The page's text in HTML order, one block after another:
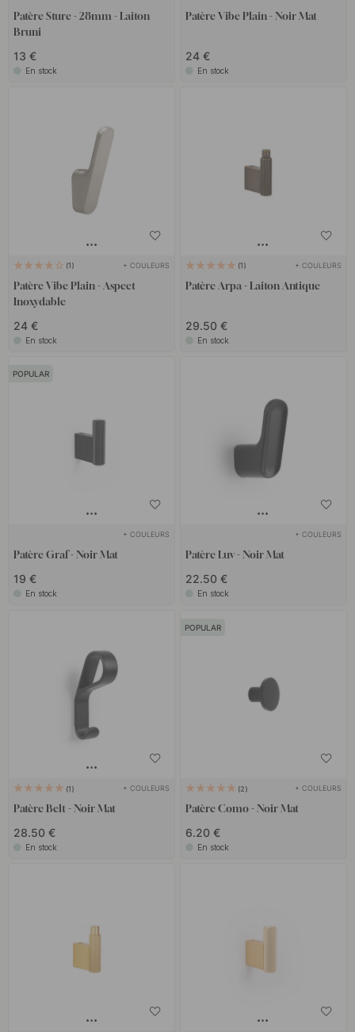
Patère Sture - 28mm - Laiton
Bruni
13 €
En stock
Patère Vibe Plain - Noir Mat
24 €
En stock
1 + COULEURS
Patère Vibe Plain - Aspect
Inoxydable
24 €
En stock
1 + COULEURS
Patère Arpa - Laiton Antique
29.50 €
En stock
POPULAR
+ COULEURS
Patère Graf - Noir Mat
19 €
En stock
+ COULEURS
Patère Luv - Noir Mat
22.50 €
En stock
1 + COULEURS
Patère Belt - Noir Mat
28.50 €
En stock
POPULAR
2 + COULEURS
Patère Como - Noir Mat
6.20 €
En stock